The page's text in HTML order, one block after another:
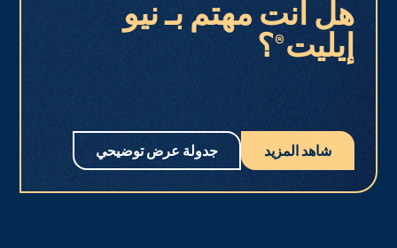
هل أنت مهتم بـ نيو
إيليت®؟
شاهد المزيد جدولة عرض توضيحي